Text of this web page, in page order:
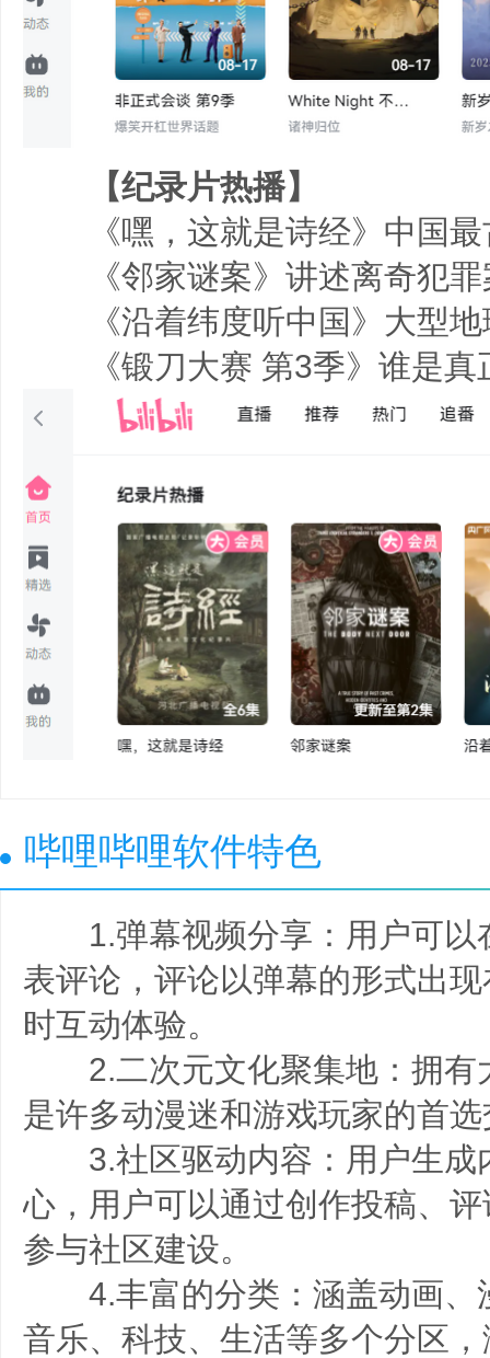
【纪录片热播】
《嘿，这就是诗经》中国最
《邻家谜案》讲述离奇犯罪
《沿着纬度听中国》大型地
《锻刀大赛 第3季》谁是真
哔哩哔哩软件特色
1.弹幕视频分享：用户可以
表评论，评论以弹幕的形式出
时互动体验。
2.二次元文化聚集地：拥有
是许多动漫迷和游戏玩家的首
3.社区驱动内容：用户生成
心，用户可以通过创作投稿、
参与社区建设。
4.丰富的分类：涵盖动画、
音乐、科技、生活等多个分区